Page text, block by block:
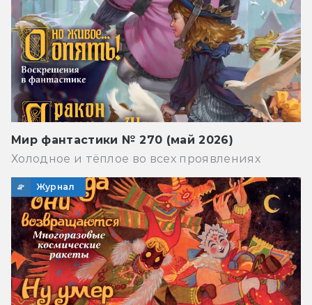
Мир фантастики № 270 (май 2026)
Холодное и тёплое во всех проявлениях
Журнал